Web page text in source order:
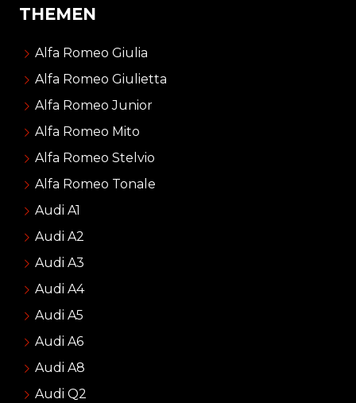
THEMEN
Alfa Romeo Giulia
Alfa Romeo Giulietta
Alfa Romeo Junior
Alfa Romeo Mito
Alfa Romeo Stelvio
Alfa Romeo Tonale
Audi A1
Audi A2
Audi A3
Audi A4
Audi A5
Audi A6
Audi A8
Audi Q2